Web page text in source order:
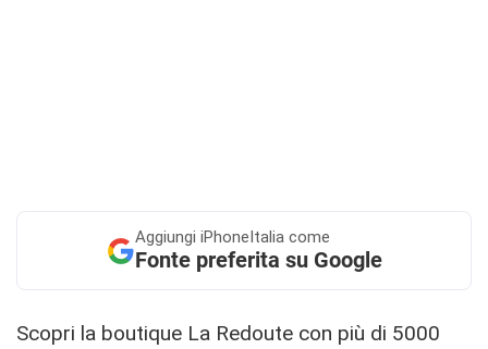
Aggiungi iPhoneItalia come
Fonte preferita su Google
Scopri la boutique La Redoute con più di 5000